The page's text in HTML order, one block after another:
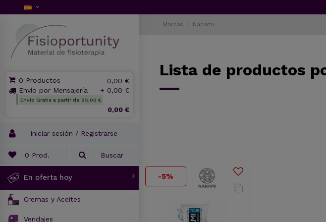
0 Productos
0,00 €
Envío por Mensajería
+ 0,00 €
Envío Gratis a partir de 85,00 €
0,00 €
Iniciar sesión / Registrarse
0 Prod. Buscar
En oferta hoy
Cremas y Aceites
Vendajes
Marcas Nanami
Lista de productos
-5%